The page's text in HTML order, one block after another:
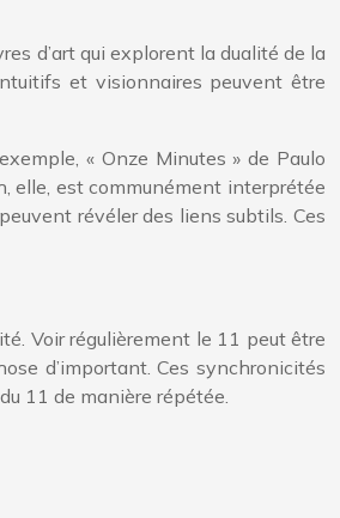
d’art qui explorent la dualité de la
et visionnaires peuvent être
« Onze Minutes » de Paulo
elle, est communément interprétée
révéler des liens subtils. Ces
Voir régulièrement le 11 peut être
d’important. Ces synchronicités
11 de manière répétée.